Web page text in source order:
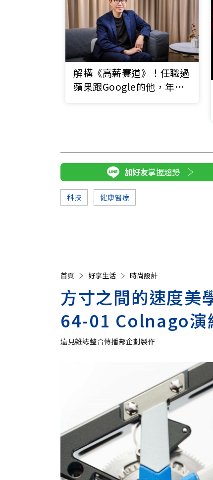
解構《高薪賽道》！任職過
蘋果跟Google的他，年收
加好友掌握趨勢
科技 健康醫療
首頁 好享生活 時尚設計
方寸之間的速度美
64-01 Colnago演
遠見雜誌整合傳播部企劃製作
遠見雜誌整合傳播部企劃製作